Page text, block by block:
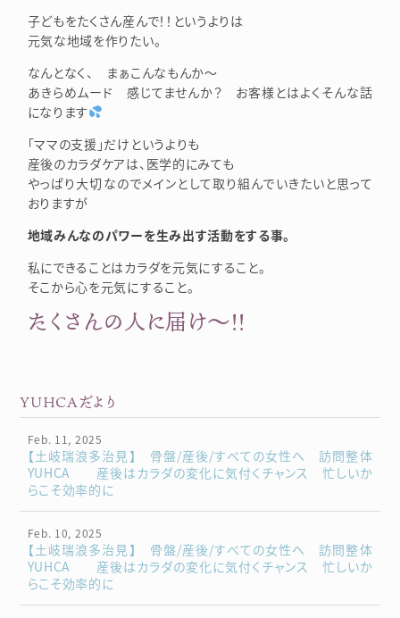
子どもをたくさん産んで！！というよりは
元気な地域を作りたい。
なんとなく、 まぁこんなもんか～
あきらめムード 感じてませんか？ お客様とはよくそんな話
になります
「ママの支援」だけというよりも
産後のカラダケアは、医学的にみても
やっぱり大切なのでメインとして取り組んでいきたいと思って
おりますが
地域みんなのパワーを生み出す活動をする事。
私にできることはカラダを元気にすること。
そこから心を元気にすること。
たくさんの人に届け～！！
YUHCAだより
Feb. 11, 2025
【土岐瑞浪多治見】 骨盤/産後/すべての女性へ 訪問整体
YUHCA 産後はカラダの変化に気付くチャンス 忙しいか
らこそ効率的に
Feb. 10, 2025
【土岐瑞浪多治見】 骨盤/産後/すべての女性へ 訪問整体
YUHCA 産後はカラダの変化に気付くチャンス 忙しいか
らこそ効率的に